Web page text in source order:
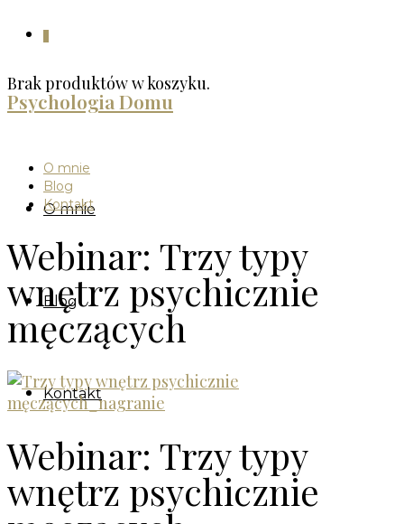
Brak produktów w koszyku.
Psychologia Domu
O mnie
Blog
Kontakt
O mnie
Blog
Kontakt
Webinar: Trzy typy
wnętrz psychicznie
męczących
Webinar: Trzy typy
wnętrz psychicznie